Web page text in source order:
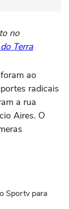
no
Terra
ao
radicais
a rua
Aires. O
Sportv para